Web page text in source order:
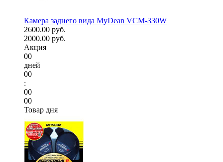
Камера заднего вида MyDean VCM-330W
2600.00 руб.
2000.00 руб.
Акция
00
дней
00
:
00
00
Товар дня